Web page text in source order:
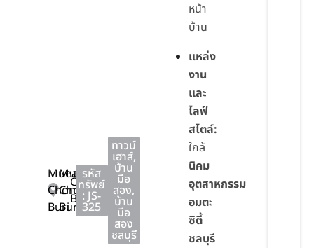
Mueang
Chon
Buri
Mueang
Chon
Buri
Chon
Buri
รหัส
ทรัพย์
: JS-
325
ทาวน์
เฮาส์,
บ้าน
มือ
สอง,
บ้าน
มือ
สอง
ชลบุรี
หน้า
บ้าน
แหล่ง
งาน
และ
ไลฟ์
สไตล์:
ใกล้
นิคม
อุตสาหกรรม
อมตะ
ซิตี้
ชลบุรี